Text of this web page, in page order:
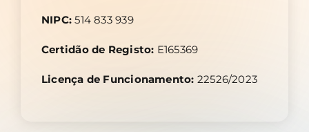
NIPC: 514 833 939
Certidão de Registo: E165369
Licença de Funcionamento: 22526/2023